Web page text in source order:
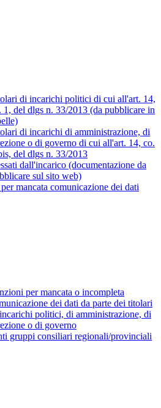
di incarichi politici di cui all'art. 14,
1, del dlgs n. 33/2013 (da pubblicare in
di incarichi di amministrazione, di
o di governo di cui all'art. 14, co.
del dlgs n. 33/2013
dall'incarico (documentazione da
sul sito web)
mancata comunicazione dei dati
per mancata o incompleta
dei dati da parte dei titolari
politici, di amministrazione, di
o di governo
gruppi consiliari regionali/provinciali